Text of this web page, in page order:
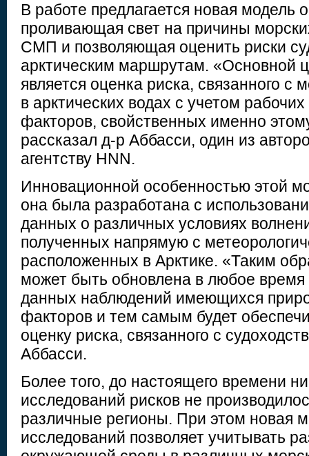
В работе предлагается новая модель
проливающая свет на причины
СМП и позволяющая оценить риски
арктическим маршрутам. «Основной
является оценка риска, связанного с
в арктических водах с учетом
факторов, свойственных именно
рассказал д-р Аббасси, один из
агентству HNN.
Инновационной особенностью этой
она была разработана с
данных о различных условиях
полученных напрямую с
расположенных в Арктике. «Таким
может быть обновлена в любое
данных наблюдений имеющихся
факторов и тем самым будет
оценку риска, связанного с
Аббасси.
Более того, до настоящего времени
исследований рисков не
различные регионы. При этом новая
исследований позволяет учитывать